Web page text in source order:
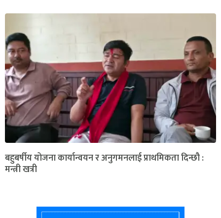
बहुबर्षीय योजना कार्यान्वयन र अनुगमनलाई प्राथमिकता दिन्छौ :
मन्त्री खत्री